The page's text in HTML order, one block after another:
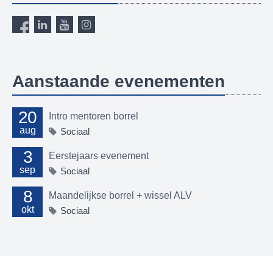
Aanstaande evenementen
20
aug
Intro mentoren borrel
Sociaal
3
sep
Eerstejaars evenement
Sociaal
8
okt
Maandelijkse borrel + wissel ALV
Sociaal